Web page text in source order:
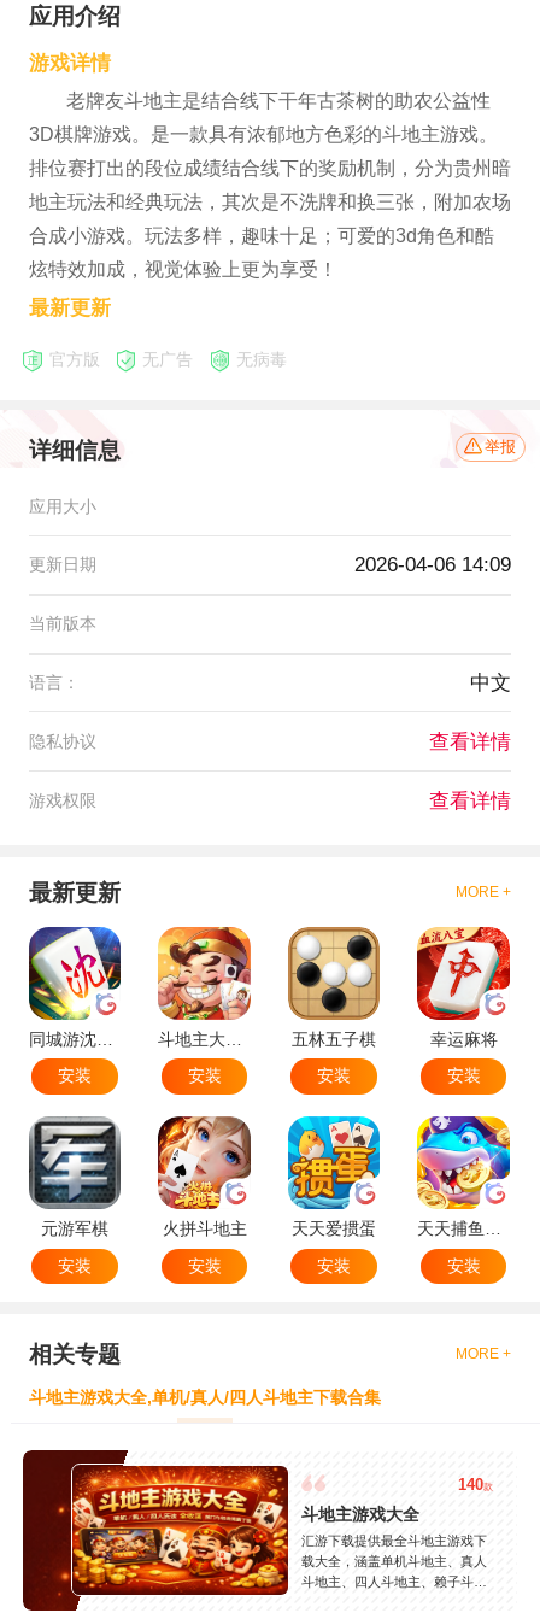
应用介绍
游戏详情
老牌友斗地主是结合线下干年古茶树的助农公益性
3D棋牌游戏。是一款具有浓郁地方色彩的斗地主游戏。
排位赛打出的段位成绩结合线下的奖励机制，分为贵州暗
地主玩法和经典玩法，其次是不洗牌和换三张，附加农场
合成小游戏。玩法多样，趣味十足；可爱的3d角色和酷
炫特效加成，视觉体验上更为享受！
最新更新
官方版 无广告 无病毒
详细信息 举报
应用大小
更新日期 2026-04-06 14:09
当前版本
语言： 中文
隐私协议 查看详情
游戏权限 查看详情
最新更新 MORE +
同城游沈阳麻将
安装
安装
五林五子棋
安装
幸运麻将
安装
元游军棋
安装
火拼斗地主
安装
天天爱掼蛋
安装
安装
相关专题 MORE +
斗地主游戏大全,单机/真人/四人斗地主下载合集
140款
斗地主游戏大全
汇游下载提供最全斗地主游戏下
载大全，涵盖单机斗地主、真人
斗地主、四人斗地主、赖子斗地